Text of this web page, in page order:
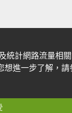
統計網路流量相
想進一步了解，